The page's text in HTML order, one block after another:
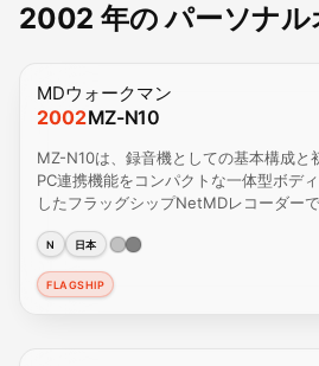
2002 年の パーソナル
MDウォークマン
2002MZ-N10
MZ-N10は、録音機としての基本構成と
PC連携機能をコンパクトな一体型ボデ
したフラッグシップNetMDレコーダーで
N 日本
FLAGSHIP